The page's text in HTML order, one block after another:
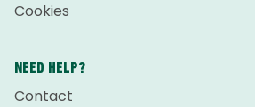
Cookies
NEED HELP?
Contact